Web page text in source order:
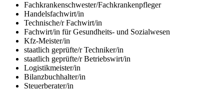
Fachkrankenschwester/Fachkrankenpfleger
Handelsfachwirt/in
Technische/r Fachwirt/in
Fachwirt/in für Gesundheits- und Sozialwesen
Kfz-Meister/in
staatlich geprüfte/r Techniker/in
staatlich geprüfte/r Betriebswirt/in
Logistikmeister/in
Bilanzbuchhalter/in
Steuerberater/in